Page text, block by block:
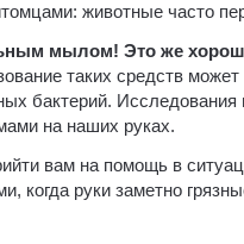
животные часто
мылом! Это же
таких средств
бактерий.
на наших руках.
вам на помощь в
когда руки заметно